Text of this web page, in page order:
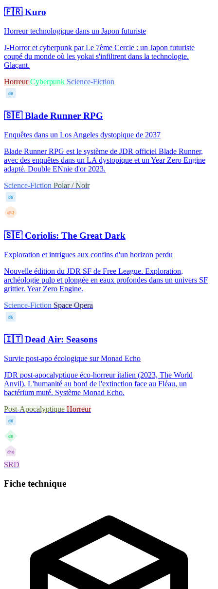
🇫🇷Kuro
Horreur technologique dans un Japon futuriste
J-Horror et cyberpunk par Le 7ème Cercle : un Japon futuriste
coupé du monde où les yokai s'infiltrent dans la technologie.
Glaçant.
HorreurCyberpunk Science-Fiction
d6
🇸🇪Blade Runner RPG
Enquêtes dans un Los Angeles dystopique de 2037
Blade Runner RPG est le système de JDR officiel Blade Runner,
avec des enquêtes dans un LA dystopique et un Year Zero Engine
adapté. Double ENnie d'or 2023.
Science-Fiction Polar / Noir
d6
d12
🇸🇪Coriolis: The Great Dark
Exploration et intrigues aux confins d'un horizon perdu
Nouvelle édition du JDR SF de Free League. Exploration,
archéologie pulp et plongée en eaux profondes dans un univers SF
grittier. Year Zero Engine.
Science-Fiction Space Opera
d6
🇮🇹Dead Air: Seasons
Survie post-apo écologique sur Monad Echo
JDR post-apocalyptique éco-horreur italien (2023, The World
Anvil). L'humanité au bord de l'extinction face au Fléau, un
bactérium muté. Système Monad Echo.
Post-Apocalyptique Horreur
d6
d8
d10
SRD
Fiche technique